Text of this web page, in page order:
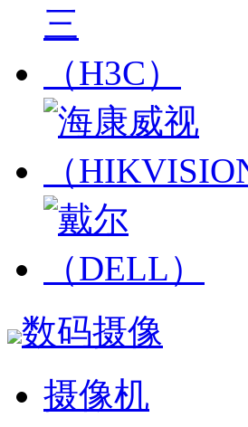
数码摄像
摄像机